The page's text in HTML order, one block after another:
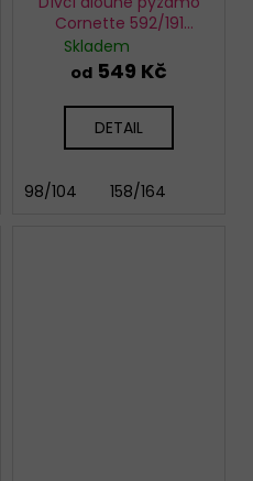
122/128 134/140
Cornette 592/191
Panther
Skladem
od 549 Kč
DETAIL
98/104 158/164